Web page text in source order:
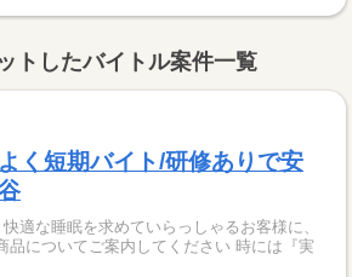
トしたバイトル案件一覧
く短期バイト/研修ありで安
適な睡眠を求めていらっしゃるお客様に、
品についてご案内してください 時には『実